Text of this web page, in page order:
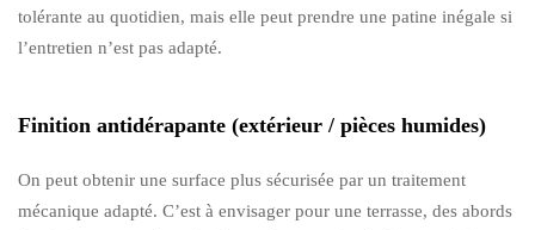
tolérante au quotidien, mais elle peut prendre une patine inégale si
l’entretien n’est pas adapté.
Finition antidérapante (extérieur / pièces humides)
On peut obtenir une surface plus sécurisée par un traitement
mécanique adapté. C’est à envisager pour une terrasse, des abords